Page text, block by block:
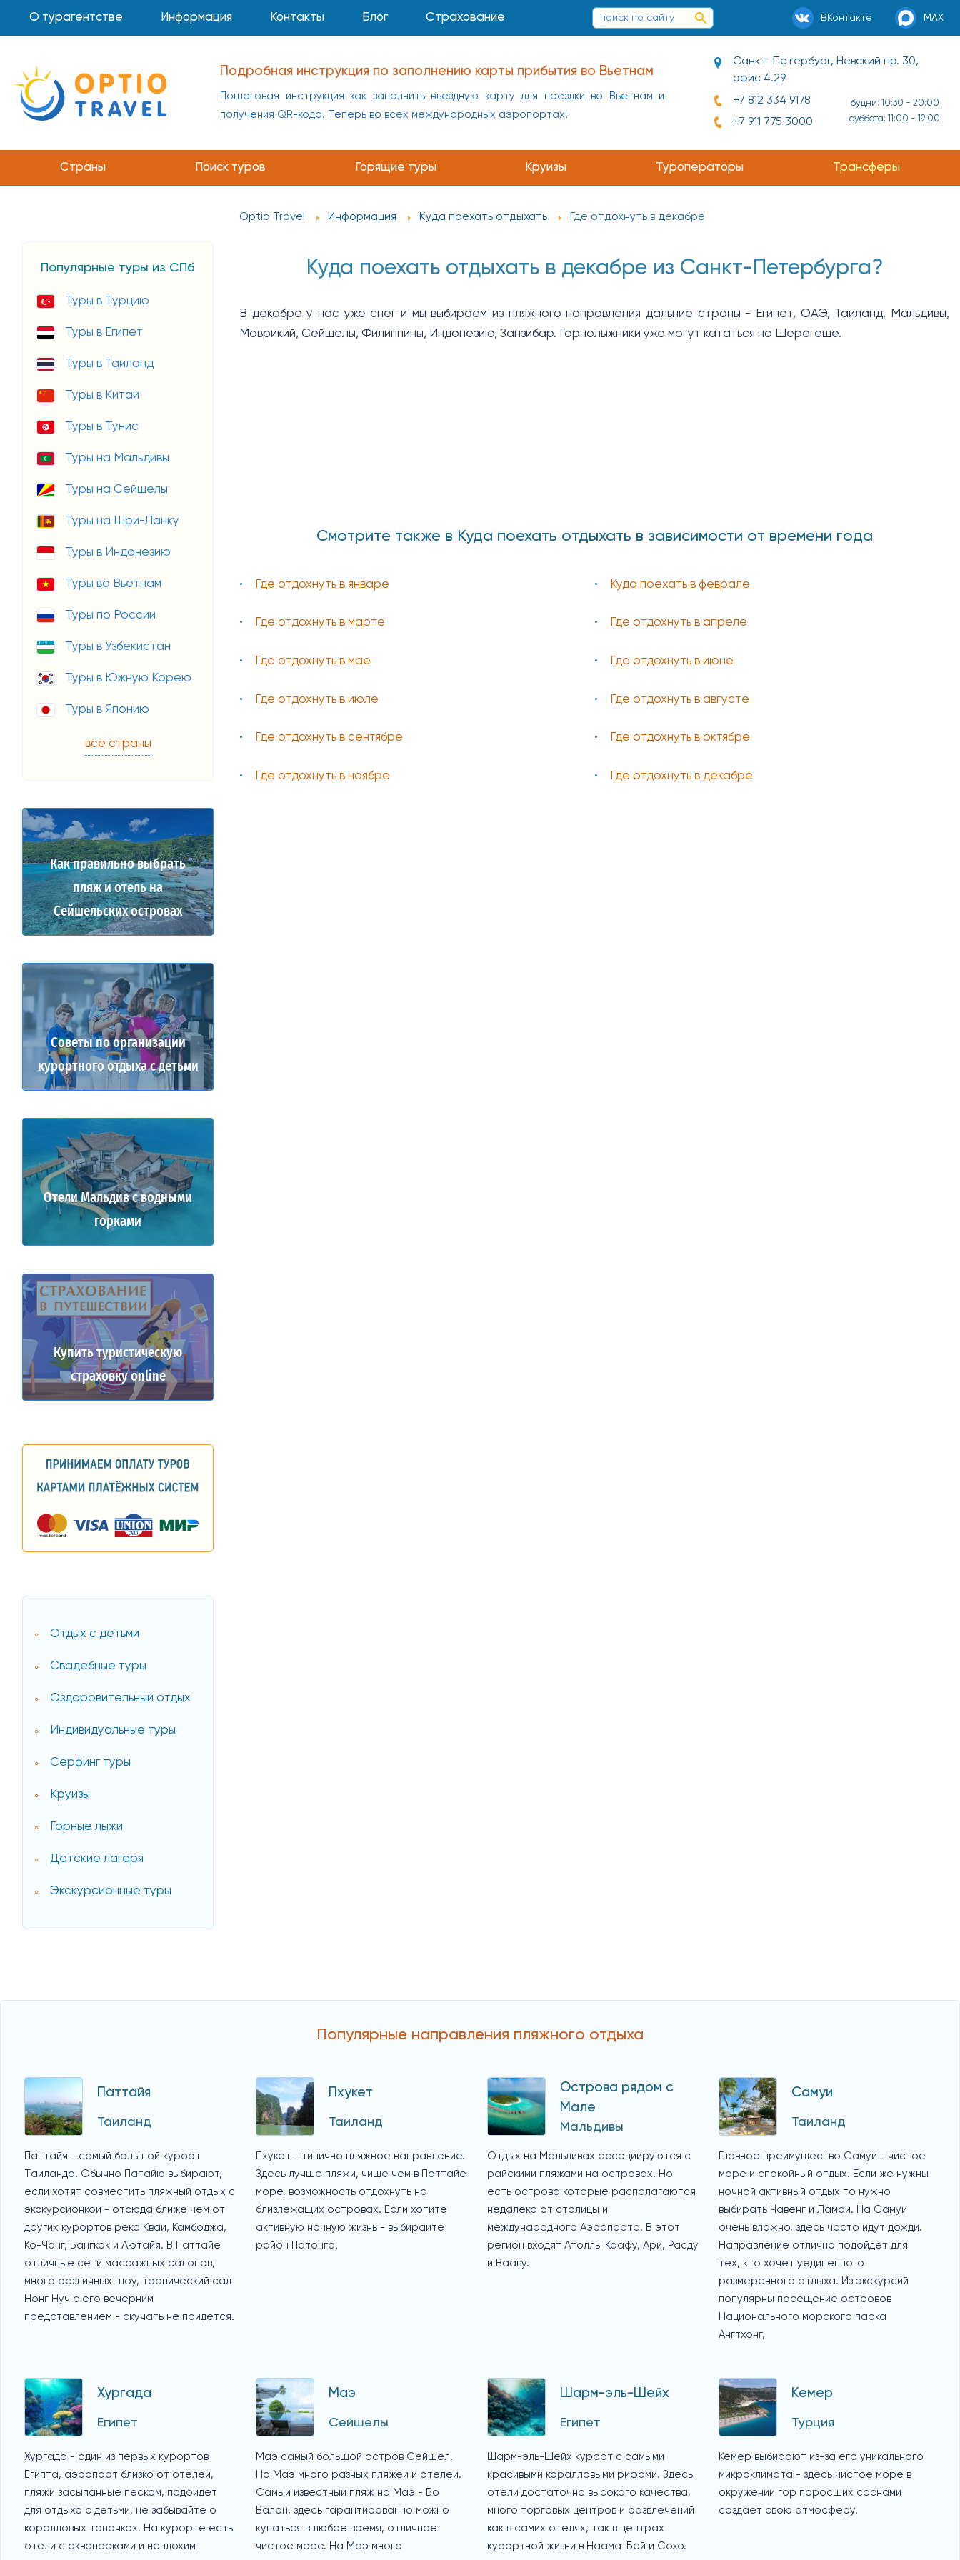
О турагентстве Информация Контакты Блог Страхование ВКонтакте MAX
Подробная инструкция по заполнению карты прибытия во Вьетнам
Пошаговая инструкция как заполнить въездную карту для поездки во Вьетнам и
получения QR-кода. Теперь во всех международных аэропортах!
Санкт-Петербург, Невский пр. 30,
офис 4.29
+7 812 334 9178
+7 911 775 3000
будни: 10:30 - 20:00
суббота: 11:00 - 19:00
Страны Поиск туров Горящие туры Круизы Туроператоры Трансферы
Популярные туры из СПб
Туры в Турцию
Туры в Египет
Туры в Таиланд
Туры в Китай
Туры в Тунис
Туры на Мальдивы
Туры на Сейшелы
Туры на Шри-Ланку
Туры в Индонезию
Туры во Вьетнам
Туры по России
Туры в Узбекистан
Туры в Южную Корею
Туры в Японию
все страны
Как правильно выбрать
пляж и отель на
Сейшельских островах
Советы по организации
курортного отдыха с детьми
Отели Мальдив с водными
горками
Купить туристическую
страховку online
Отдых с детьми
Свадебные туры
Оздоровительный отдых
Индивидуальные туры
Серфинг туры
Круизы
Горные лыжи
Детские лагеря
Экскурсионные туры
Optio Travel Информация Куда поехать отдыхать Где отдохнуть в декабре
Куда поехать отдыхать в декабре из Санкт-Петербурга?
В декабре у нас уже снег и мы выбираем из пляжного направления дальние страны - Египет, ОАЭ, Таиланд, Мальдивы,
Маврикий, Сейшелы, Филиппины, Индонезию, Занзибар. Горнолыжники уже могут кататься на Шерегеше.
Смотрите также в Куда поехать отдыхать в зависимости от времени года
Где отдохнуть в январе Куда поехать в феврале
Где отдохнуть в марте Где отдохнуть в апреле
Где отдохнуть в мае Где отдохнуть в июне
Где отдохнуть в июле Где отдохнуть в августе
Где отдохнуть в сентябре Где отдохнуть в октябре
Где отдохнуть в ноябре Где отдохнуть в декабре
Популярные направления пляжного отдыха
Паттайя
Таиланд
Паттайя - самый большой курорт
Таиланда. Обычно Патайю выбирают,
если хотят совместить пляжный отдых с
экскурсионкой - отсюда ближе чем от
других курортов река Квай, Камбоджа,
Ко-Чанг, Бангкок и Аютайя. В Паттайе
отличные сети массажных салонов,
много различных шоу, тропический сад
Нонг Нуч с его вечерним
представлением - скучать не придется.
Пхукет
Таиланд
Пхукет - типично пляжное направление.
Здесь лучше пляжи, чище чем в Паттайе
море, возможность отдохнуть на
близлежащих островах. Если хотите
активную ночную жизнь - выбирайте
район Патонга.
Острова рядом с
Мале
Мальдивы
Отдых на Мальдивах ассоциируются с
райскими пляжами на островах. Но
есть острова которые располагаются
недалеко от столицы и
международного Аэропорта. В этот
регион входят Атоллы Каафу, Ари, Расду
и Вааву.
Самуи
Таиланд
Главное преимущество Самуи - чистое
море и спокойный отдых. Если же нужны
ночной активный отдых то нужно
выбирать Чавенг и Ламаи. На Самуи
очень влажно, здесь часто идут дожди.
Направление отлично подойдет для
тех, кто хочет уединенного
размеренного отдыха. Из экскурсий
популярны посещение островов
Национального морского парка
Ангтхонг,
Хургада
Египет
Хургада - один из первых курортов
Египта, аэропорт близко от отелей,
пляжи засыпанные песком, подойдет
для отдыха с детьми, не забывайте о
коралловых тапочках. На курорте есть
отели с аквапарками и неплохим
Маэ
Сейшелы
Маэ самый большой остров Сейшел.
На Маэ много разных пляжей и отелей.
Самый известный пляж на Маэ - Бо
Валон, здесь гарантированно можно
купаться в любое время, отличное
чистое море. На Маэ много
Шарм-эль-Шейх
Египет
Шарм-эль-Шейх курорт с самыми
красивыми коралловыми рифами. Здесь
отели достаточно высокого качества,
много торговых центров и развлечений
как в самих отелях, так в центрах
курортной жизни в Наама-Бей и Сохо.
Кемер
Турция
Кемер выбирают из-за его уникального
микроклимата - здесь чистое море в
окружении гор поросших соснами
создает свою атмосферу.